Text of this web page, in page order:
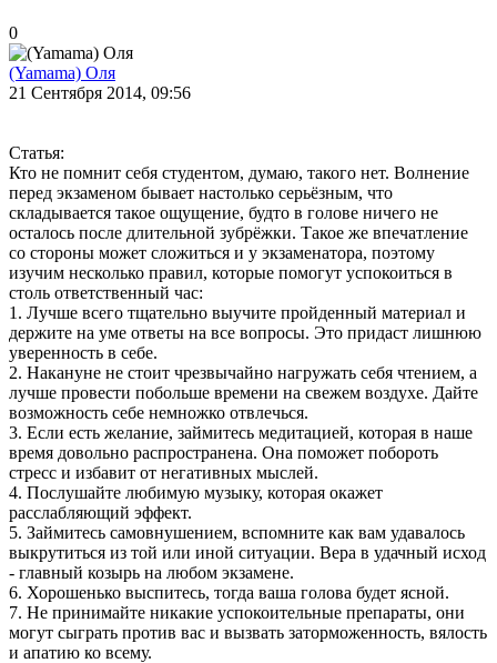
0
(Yamama) Оля
21 Сентября 2014, 09:56
Статья:
Кто не помнит себя студентом, думаю, такого нет. Волнение
перед экзаменом бывает настолько серьёзным, что
складывается такое ощущение, будто в голове ничего не
осталось после длительной зубрёжки. Такое же впечатление
со стороны может сложиться и у экзаменатора, поэтому
изучим несколько правил, которые помогут успокоиться в
столь ответственный час:
1. Лучше всего тщательно выучите пройденный материал и
держите на уме ответы на все вопросы. Это придаст лишнюю
уверенность в себе.
2. Накануне не стоит чрезвычайно нагружать себя чтением, а
лучше провести побольше времени на свежем воздухе. Дайте
возможность себе немножко отвлечься.
3. Если есть желание, займитесь медитацией, которая в наше
время довольно распространена. Она поможет побороть
стресс и избавит от негативных мыслей.
4. Послушайте любимую музыку, которая окажет
расслабляющий эффект.
5. Займитесь самовнушением, вспомните как вам удавалось
выкрутиться из той или иной ситуации. Вера в удачный исход
- главный козырь на любом экзамене.
6. Хорошенько выспитесь, тогда ваша голова будет ясной.
7. Не принимайте никакие успокоительные препараты, они
могут сыграть против вас и вызвать заторможенность, вялость
и апатию ко всему.